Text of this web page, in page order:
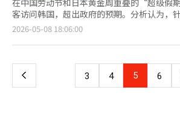
道的罢工后果却十分惨痛。电影和电视制作
福尼亚和乔治亚等制作中心地区的日常拍摄
作公司，甚至拍摄场地附近的餐馆和洗衣店
华城的半导体生产线停摆，绝不仅仅是三星
润下降。 无数的设备、材料、零部件供应商，以及依赖三星内存
的全球AI服务器和数据中心供应链，都可能
（-1.59%）等，现代汽车（-3.85%）也在下跌中。
KOSDAQ指数上涨13.13点（1.09%），报
一交易日上涨0.29点（0.02%）后开盘，随后扩
KOSDAQ市场上，个人投资者净卖出2934亿
EcoPro BM（1.06%）、Alteogen（0.42%
Robotics（10.76%）、Kolon TissueGene
制药（3.75%）、ABL Bio（3.24%）、
得11条中国航线，济州航空、真航空、
也相继取得相关航权。尤其是在釜山至上海
厦门和仁川至无锡这四条商务旅游需求旺盛
开激烈竞争。 此外，本轮航权分配不再局限于仁川国际机场，明
方机场新增大量中国航线，有望释放此前因
地方出境旅游需求。 近来中国对韩国游客的吸引力持续上升，正
在中国劳动节和日本黄金周重叠的“超级假
客访问韩国，超出政府的预期。分析认为，
性精准营销策略发挥了作用。 根据文化体育观光部和韩国旅游公
为11.2万人，而5月1日至5日的中国劳动节
同期相比，日本游客增加52.9%，中国游客
超过40%。第一季度访韩游客（日本94万人
2026-05-08 18:06:00
上
页
3 4 5 6